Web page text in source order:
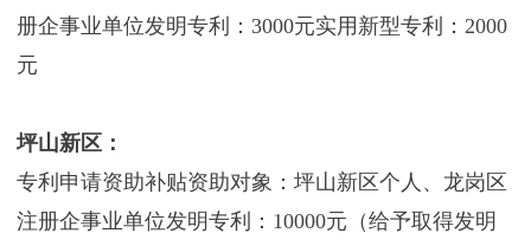
册企事业单位发明专利：3000元实用新型专利：2000
元
坪山新区：
专利申请资助补贴资助对象：坪山新区个人、龙岗区
注册企事业单位发明专利：10000元（给予取得发明